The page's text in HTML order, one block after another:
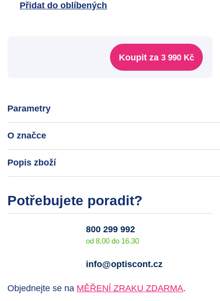
Přidat do oblíbených
Koupit za 3 990 Kč
Parametry
O značce
Popis zboží
Potřebujete poradit?
800 299 992
od 8.00 do 16.30
info@optiscont.cz
Objednejte se na MĚŘENÍ ZRAKU ZDARMA.